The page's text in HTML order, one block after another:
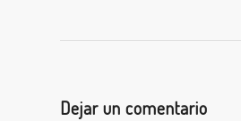
Dejar un comentario